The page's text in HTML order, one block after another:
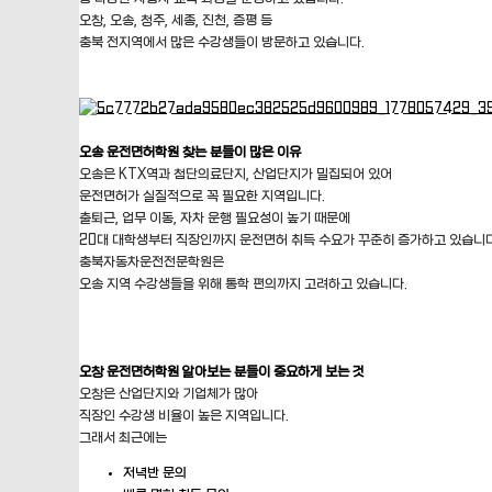
오창, 오송, 청주, 세종, 진천, 증평 등
충북 전지역에서 많은 수강생들이 방문하고 있습니다.
오송 운전면허학원 찾는 분들이 많은 이유
오송은 KTX역과 첨단의료단지, 산업단지가 밀집되어 있어
운전면허가 실질적으로 꼭 필요한 지역입니다.
출퇴근, 업무 이동, 자차 운행 필요성이 높기 때문에
20대 대학생부터 직장인까지 운전면허 취득 수요가 꾸준히 증가하고 있습니
충북자동차운전전문학원은
오송 지역 수강생들을 위해 통학 편의까지 고려하고 있습니다.
오창 운전면허학원 알아보는 분들이 중요하게 보는 것
오창은 산업단지와 기업체가 많아
직장인 수강생 비율이 높은 지역입니다.
그래서 최근에는
저녁반 문의